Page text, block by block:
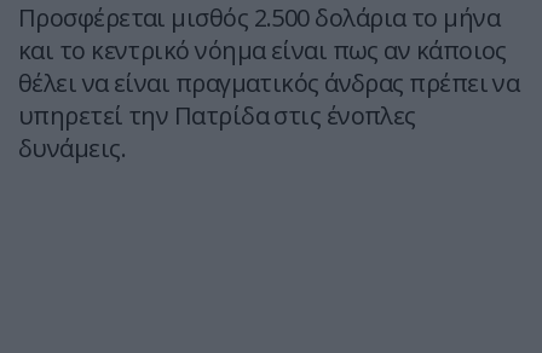
Προσφέρεται μισθός 2.500 δολάρια το μήνα
και το κεντρικό νόημα είναι πως αν κάποιος
θέλει να είναι πραγματικός άνδρας πρέπει να
υπηρετεί την Πατρίδα στις ένοπλες
δυνάμεις.